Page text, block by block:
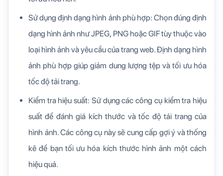
Sử dụng định dạng hình ảnh phù hợp: Chọn đúng định
dạng hình ảnh như JPEG, PNG hoặc GIF tùy thuộc vào
loại hình ảnh và yêu cầu của trang web. Định dạng hình
ảnh phù hợp giúp giảm dung lượng tệp và tối ưu hóa
tốc độ tải trang.
Kiểm tra hiệu suất: Sử dụng các công cụ kiểm tra hiệu
suất để đánh giá kích thước và tốc độ tải trang của
hình ảnh. Các công cụ này sẽ cung cấp gợi ý và thống
kê để bạn tối ưu hóa kích thước hình ảnh một cách
hiệu quả.